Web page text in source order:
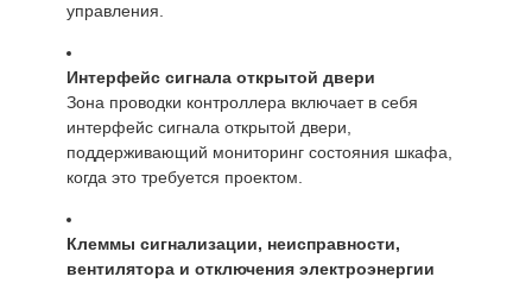
управления.
Интерфейс сигнала открытой двери
Зона проводки контроллера включает в себя
интерфейс сигнала открытой двери,
поддерживающий мониторинг состояния шкафа,
когда это требуется проектом.
Клеммы сигнализации, неисправности,
вентилятора и отключения электроэнергии